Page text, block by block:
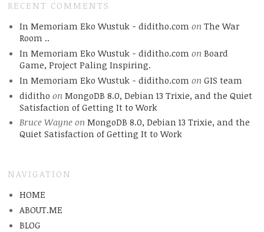
RECENT COMMENTS
In Memoriam Eko Wustuk - diditho.com on The War
Room ..
In Memoriam Eko Wustuk - diditho.com on Board
Game, Project Paling Inspiring.
In Memoriam Eko Wustuk - diditho.com on GIS team
diditho on MongoDB 8.0, Debian 13 Trixie, and the Quiet
Satisfaction of Getting It to Work
Bruce Wayneon MongoDB 8.0, Debian 13 Trixie, and the
Quiet Satisfaction of Getting It to Work
NAVIGATION
HOME
ABOUT.ME
BLOG